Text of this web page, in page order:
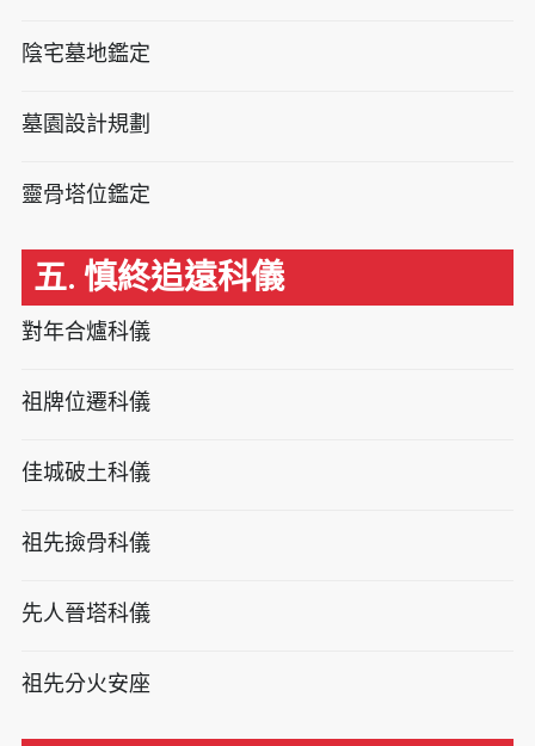
陰宅墓地鑑定
墓園設計規劃
靈骨塔位鑑定
五. 慎終追遠科儀
對年合爐科儀
祖牌位遷科儀
佳城破土科儀
祖先撿骨科儀
先人晉塔科儀
祖先分火安座